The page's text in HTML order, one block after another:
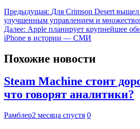
Предыдущая: Для Crimson Desert
улучшенным управлением и
Далее: Apple планирует крупнейшее
iPhone в истории — СМИ
Похожие новости
Steam Machine стоит
что говорят аналитики?
Рамблер2 месяца спустя 0